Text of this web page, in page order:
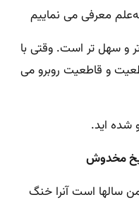
معرفی می‌ نماییم
و سهل تر است. وقتی با
و قاطعیت روبرو می
شده اید.
مخدوش
سالها است آنرا خنگ